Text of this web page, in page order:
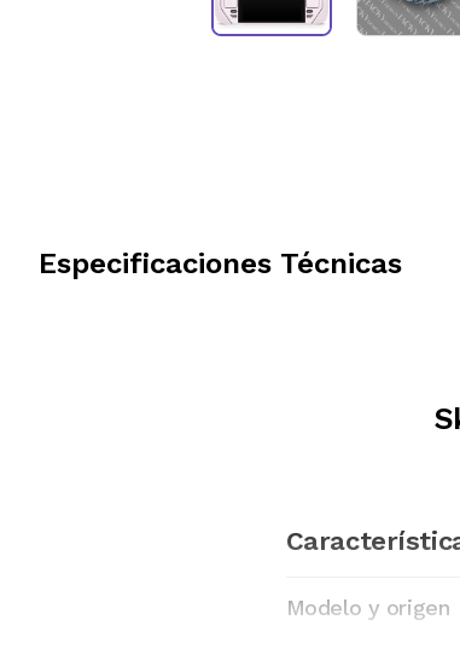
Especificaciones Técnicas
Modelo y origen